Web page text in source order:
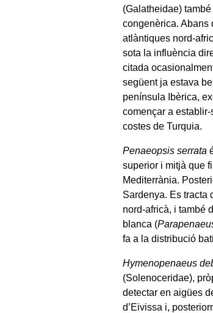
(Galatheidae)
congenèrica.
atlàntiques nord-
sota la influència
citada
següent ja estava
península Ibèrica,
començar a
costes de Turquia.
Penaeopsis serrata
superior i mitjà que
Mediterrània.
Sardenya. Es tracta
nord-africà, i també
blanca (
fa a la distribució
Hymenopenaeus
(Solenoceridae),
detectar en aigües
d’Eivissa i,